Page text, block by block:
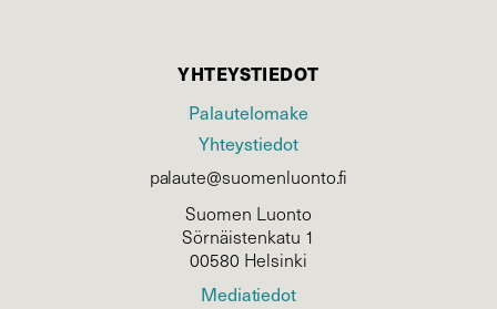
YHTEYSTIEDOT
Palautelomake
Yhteystiedot
palaute@suomenluonto.fi
Suomen Luonto
Sörnäistenkatu 1
00580 Helsinki
Mediatiedot